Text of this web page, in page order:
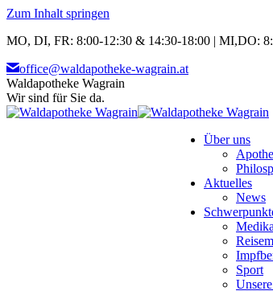
Zum Inhalt springen
MO, DI, FR: 8:00-12:30 & 14:30-18:00 | MI,DO:
office@waldapotheke-wagrain.at
Waldapotheke Wagrain
Wir sind für Sie da.
Über uns
Aktuelles
News
Sport